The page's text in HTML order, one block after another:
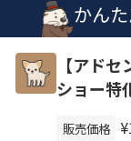
かん
【アド
ショー特
販売価格